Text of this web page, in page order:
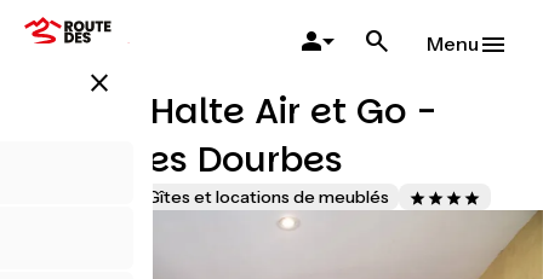
Aller
close
Menu
Gite T3 Halte Air et Go -
Barre des Dourbes
Gîtes et locations de meublés